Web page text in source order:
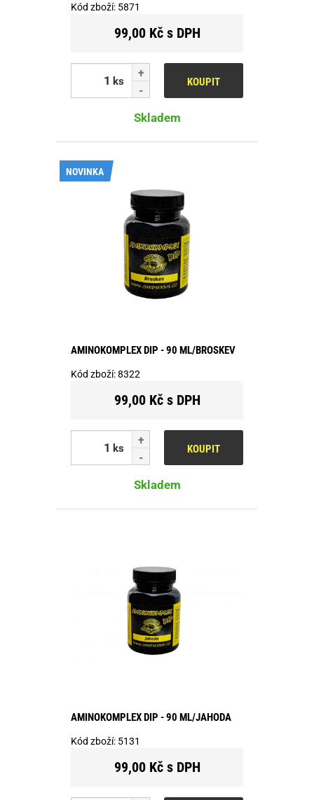
Kód zboží: 5871
99,00 Kč s DPH
ks KOUPIT
Skladem
AMINOKOMPLEX DIP - 90 ML/BROSKEV
Kód zboží:8322
99,00 Kč s DPH
ks KOUPIT
Skladem
NOVINKA
AMINOKOMPLEX DIP - 90 ML/JAHODA
Kód zboží: 5131
99,00 Kč s DPH